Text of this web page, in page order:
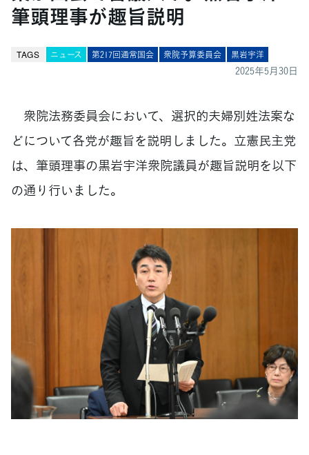
筆頭理事が趣旨説明
TAGS ニュース 第217回通常国会 衆院予算委員会 黒岩宇洋
2025年5月30日
衆院法務委員会において、選択的夫婦別姓法案な
どについて各党が趣旨を説明しました。立憲民主党
は、筆頭理事の黒岩宇洋衆院議員が趣旨説明を以下
の通り行いました。